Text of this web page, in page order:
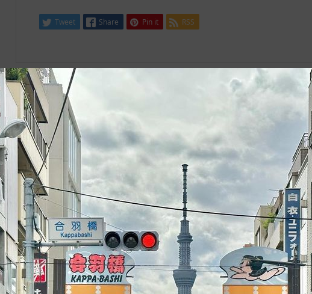
Tweet Share Pin it RSS